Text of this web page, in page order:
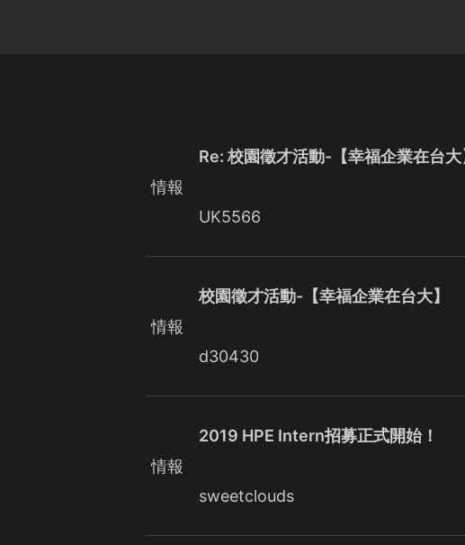
情報
Re: 校園徵才活動-【幸福企業在台大
UK5566
情報
校園徵才活動-【幸福企業在台大】
d30430
情報
2019 HPE Intern招募正式開始！
sweetclouds